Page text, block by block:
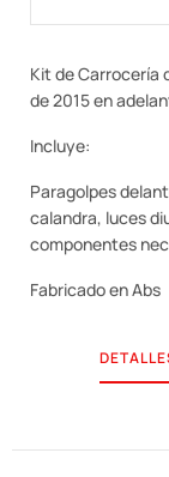
Kit de Carrocería
de 2015 en
Incluye:
Paragolpes
calandra, luces
componentes
Fabricado en Abs